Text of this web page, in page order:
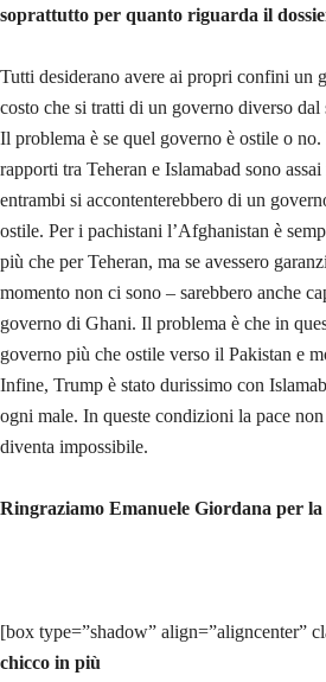
soprattutto per quanto riguarda il
Tutti desiderano avere ai propri confini un
costo che si tratti di un governo diverso
Il problema è se quel governo è ostile o
rapporti tra Teheran e Islamabad sono
entrambi si accontenterebbero di un
ostile. Per i pachistani l’Afghanistan è
più che per Teheran, ma se avessero
momento non ci sono – sarebbero anche
governo di Ghani. Il problema è che in
governo più che ostile verso il Pakistan e
Infine, Trump è stato durissimo con
ogni male. In queste condizioni la pace
diventa impossibile.
Ringraziamo Emanuele Giordana per
[box type=”shadow” align=”aligncenter”
chicco in più